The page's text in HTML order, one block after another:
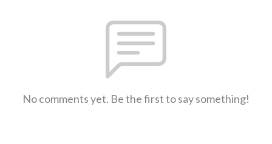
No comments yet. Be the first to say something!